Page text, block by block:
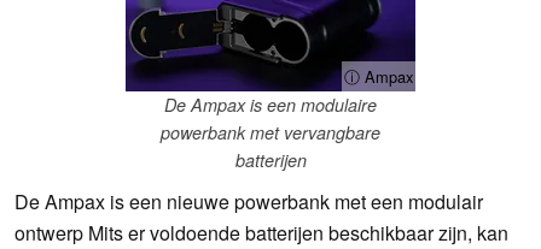
ⓘ Ampax
De Ampax is een modulaire
powerbank met vervangbare
batterijen
De Ampax is een nieuwe powerbank met een modulair
ontwerp Mits er voldoende batterijen beschikbaar zijn, kan